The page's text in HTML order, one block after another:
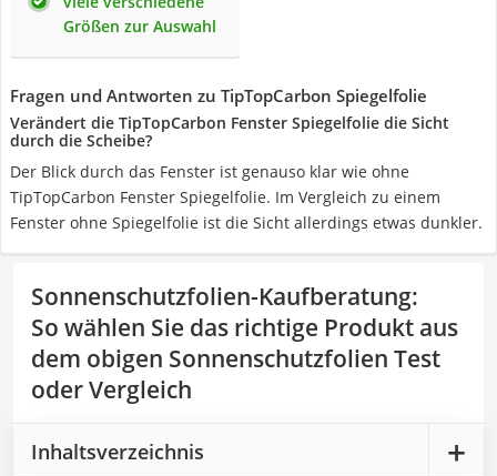
Größen zur Auswahl
Fragen und Antworten zu TipTopCarbon Spiegelfolie
Verändert die TipTopCarbon Fenster Spiegelfolie die Sicht
durch die Scheibe?
Der Blick durch das Fenster ist genauso klar wie ohne
TipTopCarbon Fenster Spiegelfolie. Im Vergleich zu einem
Fenster ohne Spiegelfolie ist die Sicht allerdings etwas dunkler.
Sonnenschutzfolien-Kaufberatung:
So wählen Sie das richtige Produkt aus
dem obigen Sonnenschutzfolien Test
oder Vergleich
Inhaltsverzeichnis